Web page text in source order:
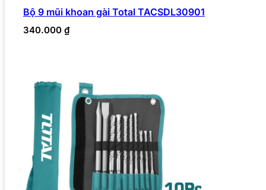
Bộ 9 mũi khoan gài Total TACSDL30901
340.000 ₫